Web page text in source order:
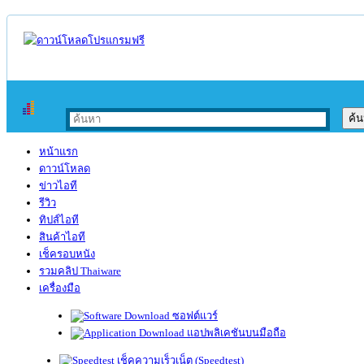
หน้าแรก
ดาวน์โหลด
ข่าวไอที
รีวิว
ทิปส์ไอที
สินค้าไอที
เช็ครอบหนัง
รวมคลิป Thaiware
เครื่องมือ
ซอฟต์แวร์
แอปพลิเคชันบนมือถือ
เช็คความเร็วเน็ต (Speedtest)